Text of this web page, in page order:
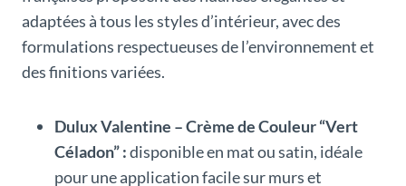
adaptées à tous les styles d’intérieur, avec des
formulations respectueuses de l’environnement et
des finitions variées.
Dulux Valentine – Crème de Couleur “Vert
Céladon” :disponible en mat ou satin, idéale
pour une application facile sur murs et